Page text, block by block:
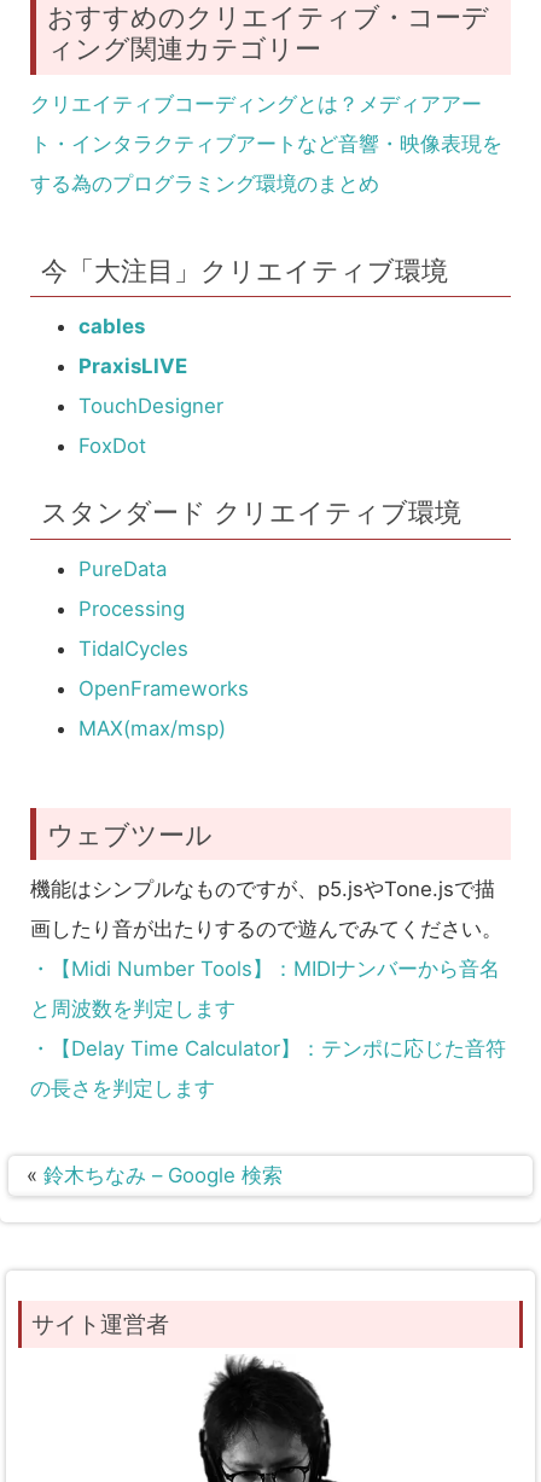
おすすめのクリエイティブ・コーデ
ィング関連カテゴリー
クリエイティブコーディングとは？メディアアー
ト・インタラクティブアートなど音響・映像表現を
する為のプログラミング環境のまとめ
今「大注目」クリエイティブ環境
cables
PraxisLIVE
TouchDesigner
FoxDot
スタンダード クリエイティブ環境
PureData
Processing
TidalCycles
OpenFrameworks
MAX(max/msp)
ウェブツール
機能はシンプルなものですが、p5.jsやTone.jsで描
画したり音が出たりするので遊んでみてください。
・【Midi Number Tools】：MIDIナンバーから音名
と周波数を判定します
・【Delay Time Calculator】：テンポに応じた音符
の長さを判定します
« 鈴木ちなみ – Google 検索
サイト運営者